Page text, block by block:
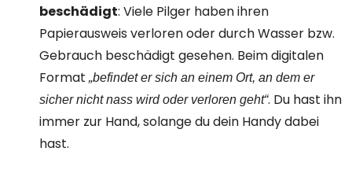
beschädigt: Viele Pilger haben ihren
Papierausweis verloren oder durch Wasser bzw.
Gebrauch beschädigt gesehen. Beim digitalen
Format „befindet er sich an einem Ort, an dem er
sicher nicht nass wird oder verloren geht“. Du hast ihn
immer zur Hand, solange du dein Handy dabei
hast.